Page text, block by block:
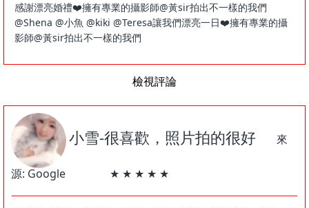
感謝漂亮婚禮❤️擁有專業的攝影師@黃sir拍出不一樣的我們
@Shena @小魚 @kiki @Teresa讓我們漂亮一日❤️擁有專業的攝
影師@黃sir拍出不一樣的我們
檢視評論
小雪-很喜歡，照片拍的很好 來
源: Google ★ ★ ★ ★ ★